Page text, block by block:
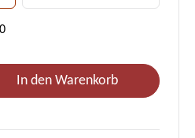
den gewünschten
In den Warenkorb